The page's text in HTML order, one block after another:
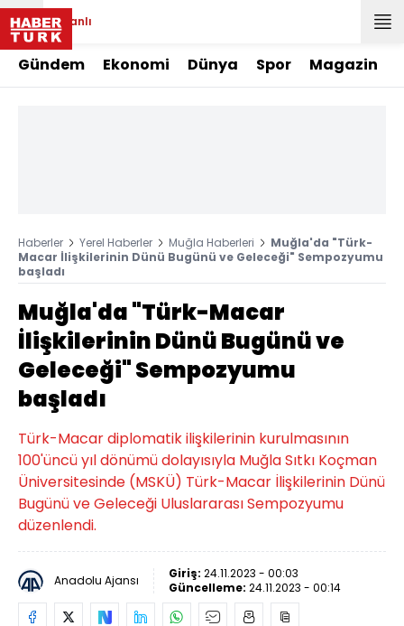
Canlı
Gündem Ekonomi Dünya Spor Magazin
Haberler Yerel Haberler Muğla Haberleri
Muğla'da "Türk-
Macar İlişkilerinin Dünü Bugünü ve Geleceği" Sempozyumu
başladı
Muğla'da "Türk-Macar
İlişkilerinin Dünü Bugünü ve
Geleceği" Sempozyumu
başladı
Türk-Macar diplomatik ilişkilerinin kurulmasının
100'üncü yıl dönümü dolayısıyla Muğla Sıtkı Koçman
Üniversitesinde (MSKÜ) Türk-Macar İlişkilerinin Dünü
Bugünü ve Geleceği Uluslararası Sempozyumu
düzenlendi.
Anadolu Ajansı Giriş: 24.11.2023 - 00:03
Güncelleme: 24.11.2023 - 00:14